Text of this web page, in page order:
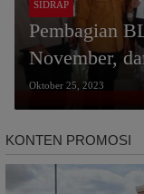
SIDRAP
Pembagian
November,
Oktober 25, 2023